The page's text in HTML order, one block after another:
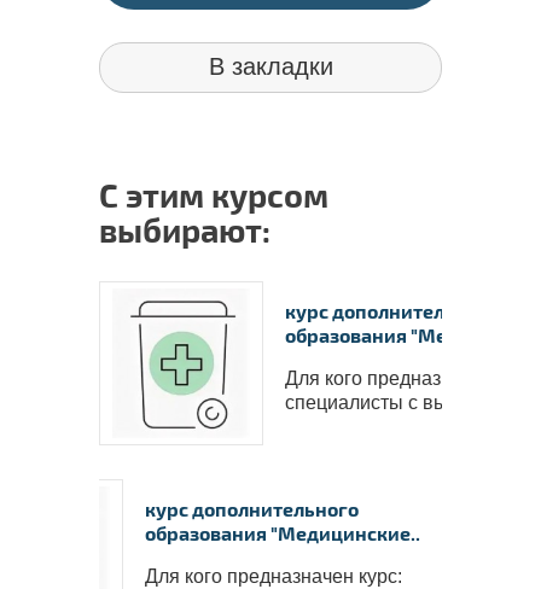
В закладки
С этим курсом
выбирают:
курс дополнительного
образования
Для кого предназначен курс:
специалисты с высшим..
курс дополнительного
образования "Медицинские..
Для кого предназначен курс: